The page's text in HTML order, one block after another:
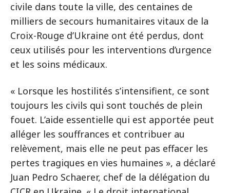
civile dans toute la ville, des centaines de
milliers de secours humanitaires vitaux de la
Croix-Rouge d’Ukraine ont été perdus, dont
ceux utilisés pour les interventions d’urgence
et les soins médicaux.
« Lorsque les hostilités s’intensifient, ce sont
toujours les civils qui sont touchés de plein
fouet. L’aide essentielle qui est apportée peut
alléger les souffrances et contribuer au
relèvement, mais elle ne peut pas effacer les
pertes tragiques en vies humaines », a déclaré
Juan Pedro Schaerer, chef de la délégation du